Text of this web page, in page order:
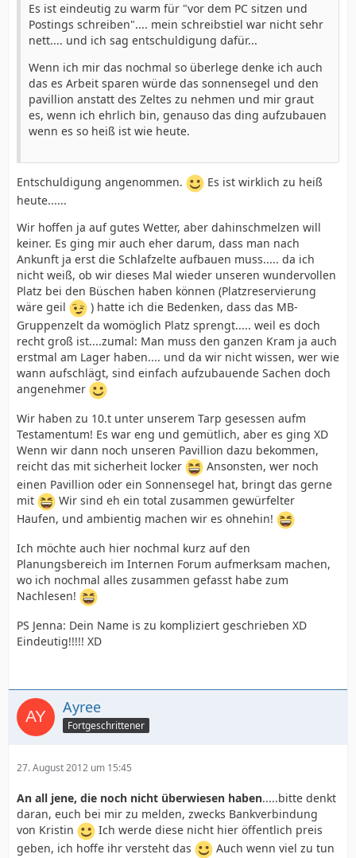
Es ist eindeutig zu warm für "vor dem PC sitzen und
Postings schreiben".... mein schreibstiel war nicht sehr
nett.... und ich sag entschuldigung dafür...
Wenn ich mir das nochmal so überlege denke ich auch
das es Arbeit sparen würde das sonnensegel und den
pavillion anstatt des Zeltes zu nehmen und mir graut
es, wenn ich ehrlich bin, genauso das ding aufzubauen
wenn es so heiß ist wie heute.
Entschuldigung angenommen.
Es ist wirklich zu heiß
heute......
Wir hoffen ja auf gutes Wetter, aber dahinschmelzen will
keiner. Es ging mir auch eher darum, dass man nach
Ankunft ja erst die Schlafzelte aufbauen muss..... da ich
nicht weiß, ob wir dieses Mal wieder unseren wundervollen
Platz bei den Büschen haben können (Platzreservierung
wäre geil
) hatte ich die Bedenken, dass das MB-
Gruppenzelt da womöglich Platz sprengt..... weil es doch
recht groß ist....zumal: Man muss den ganzen Kram ja auch
erstmal am Lager haben.... und da wir nicht wissen, wer wie
wann aufschlägt, sind einfach aufzubauende Sachen doch
angenehmer
Wir haben zu 10.t unter unserem Tarp gesessen aufm
Testamentum! Es war eng und gemütlich, aber es ging XD
Wenn wir dann noch unseren Pavillion dazu bekommen,
reicht das mit sicherheit locker
Ansonsten, wer noch
einen Pavillion oder ein Sonnensegel hat, bringt das gerne
mit
Wir sind eh ein total zusammen gewürfelter
Haufen, und ambientig machen wir es ohnehin!
Ich möchte auch hier nochmal kurz auf den
Planungsbereich im Internen Forum aufmerksam machen,
wo ich nochmal alles zusammen gefasst habe zum
Nachlesen!
PS Jenna: Dein Name is zu kompliziert geschrieben XD
Eindeutig!!!!! XD
Ayree
Fortgeschrittener
27. August 2012 um 15:45
An all jene, die noch nicht überwiesen haben.....bitte denkt
daran, euch bei mir zu melden, zwecks Bankverbindung
von Kristin
Ich werde diese nicht hier öffentlich preis
geben, ich hoffe ihr versteht das
Auch wenn viel zu tun